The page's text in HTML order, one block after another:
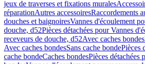
jeux de traverses et fixations murales
réparationAutres accessoiresRaccordements
douches et baignoiresVannes d'écoulement
douche, d52Pièces détachées pour Vannes
receveurs de douche, d52Avec caches bondes
Avec caches bondesSans cache bondePièces
cache bondeCaches bondesPièces détachées